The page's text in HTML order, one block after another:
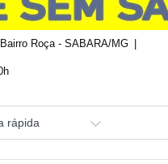
Roça - SABARA/MG